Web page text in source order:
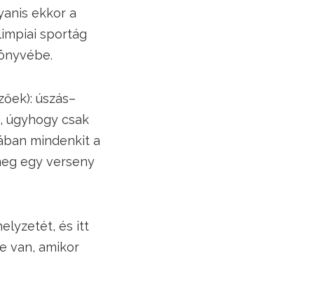
ekkor a
sportág
úszás–
úgyhogy csak
mindenkit a
egy verseny
és itt
van, amikor